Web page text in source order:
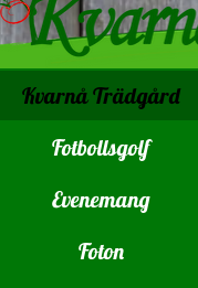
Kvarnå Trädgård
Fotbollsgolf
Evenemang
Foton